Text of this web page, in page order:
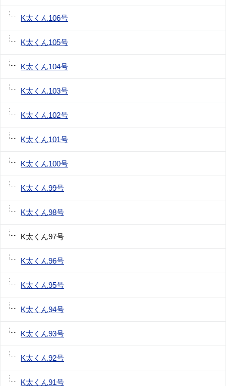
K太くん106号
K太くん105号
K太くん104号
K太くん103号
K太くん102号
K太くん101号
K太くん100号
K太くん99号
K太くん98号
K太くん97号
K太くん96号
K太くん95号
K太くん94号
K太くん93号
K太くん92号
K太くん91号